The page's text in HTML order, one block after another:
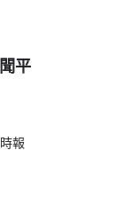
平
報